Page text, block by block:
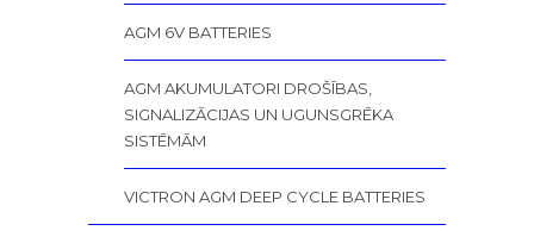
AGM 6V BATTERIES
AGM AKUMULATORI DROŠĪBAS,
SIGNALIZĀCIJAS UN UGUNSGRĒKA
SISTĒMĀM
VICTRON AGM DEEP CYCLE BATTERIES